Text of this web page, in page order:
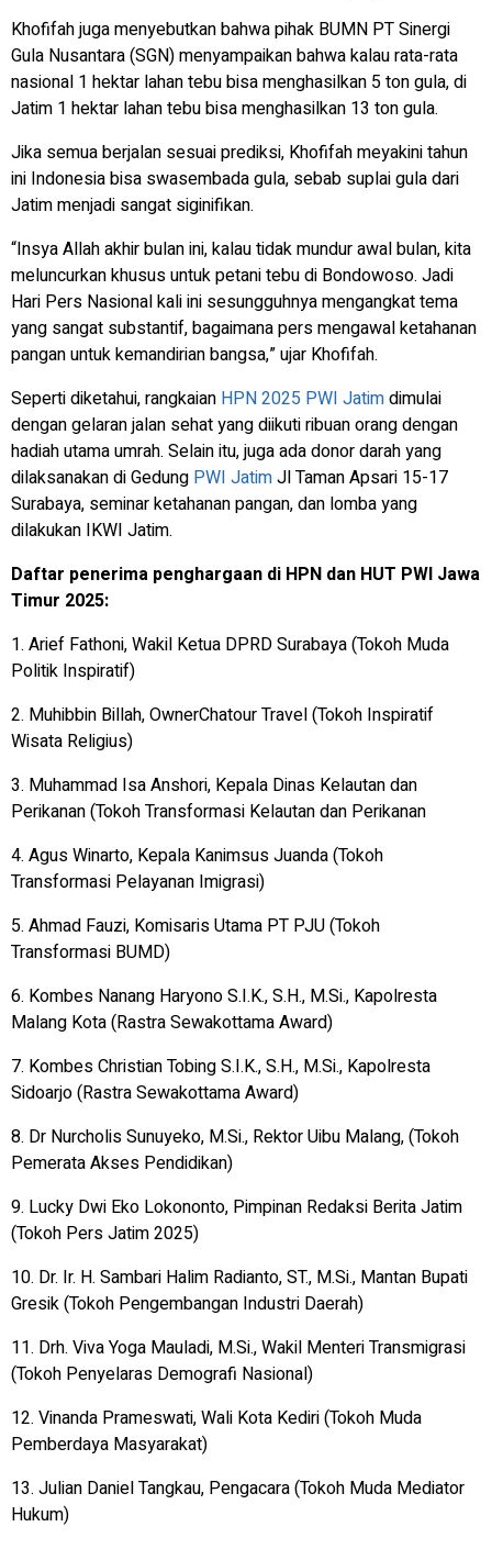
Khofifah juga menyebutkan bahwa pihak BUMN PT Sinergi
Gula Nusantara (SGN) menyampaikan bahwa kalau rata-rata
nasional 1 hektar lahan tebu bisa menghasilkan 5 ton gula, di
Jatim 1 hektar lahan tebu bisa menghasilkan 13 ton gula.
Jika semua berjalan sesuai prediksi, Khofifah meyakini tahun
ini Indonesia bisa swasembada gula, sebab suplai gula dari
Jatim menjadi sangat siginifikan.
“Insya Allah akhir bulan ini, kalau tidak mundur awal bulan, kita
meluncurkan khusus untuk petani tebu di Bondowoso. Jadi
Hari Pers Nasional kali ini sesungguhnya mengangkat tema
yang sangat substantif, bagaimana pers mengawal ketahanan
pangan untuk kemandirian bangsa,” ujar Khofifah.
Seperti diketahui, rangkaian HPN 2025 PWI Jatimdimulai
dengan gelaran jalan sehat yang diikuti ribuan orang dengan
hadiah utama umrah. Selain itu, juga ada donor darah yang
dilaksanakan di Gedung PWI JatimJl Taman Apsari 15-17
Surabaya, seminar ketahanan pangan, dan lomba yang
dilakukan IKWI Jatim.
Daftar penerima penghargaan di HPN dan HUT PWI Jawa
Timur 2025:
1. Arief Fathoni, Wakil Ketua DPRD Surabaya (Tokoh Muda
Politik Inspiratif)
2. Muhibbin Billah, OwnerChatour Travel (Tokoh Inspiratif
Wisata Religius)
3. Muhammad Isa Anshori, Kepala Dinas Kelautan dan
Perikanan (Tokoh Transformasi Kelautan dan Perikanan
4. Agus Winarto, Kepala Kanimsus Juanda (Tokoh
Transformasi Pelayanan Imigrasi)
5. Ahmad Fauzi, Komisaris Utama PT PJU (Tokoh
Transformasi BUMD)
6. Kombes Nanang Haryono S.I.K., S.H., M.Si., Kapolresta
Malang Kota (Rastra Sewakottama Award)
7. Kombes Christian Tobing S.I.K., S.H., M.Si., Kapolresta
Sidoarjo (Rastra Sewakottama Award)
8. Dr Nurcholis Sunuyeko, M.Si., Rektor Uibu Malang, (Tokoh
Pemerata Akses Pendidikan)
9. Lucky Dwi Eko Lokononto, Pimpinan Redaksi Berita Jatim
(Tokoh Pers Jatim 2025)
10. Dr. Ir. H. Sambari Halim Radianto, ST., M.Si., Mantan Bupati
Gresik (Tokoh Pengembangan Industri Daerah)
11. Drh. Viva Yoga Mauladi, M.Si., Wakil Menteri Transmigrasi
(Tokoh Penyelaras Demografi Nasional)
12. Vinanda Prameswati, Wali Kota Kediri (Tokoh Muda
Pemberdaya Masyarakat)
13. Julian Daniel Tangkau, Pengacara (Tokoh Muda Mediator
Hukum)